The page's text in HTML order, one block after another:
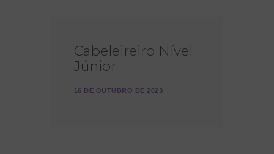
Cabeleireiro Nível
Júnior
16 DE OUTUBRO DE 2023